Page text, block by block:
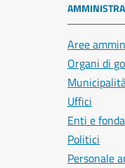
Aree
Organi di
Uffici
Enti e
Politici
Personale